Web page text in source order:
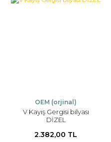
OEM (orjinal)
V Kayış Gergisi bilyası
DİZEL
2.382,00 TL